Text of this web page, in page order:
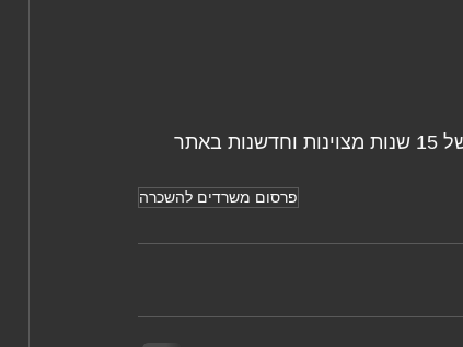
הצטרפו לאלפי המשווקים המצליחים שכבר גילו את היתרון של 15 שנות מצוינות וחדשנות באתר
פרסום משרדים להשכרה